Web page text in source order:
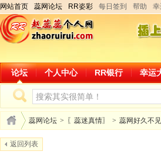
网站首页 蕊网论坛 RR姿彩 每日签到 帮助 幸
论坛 个人中心 RR银行 幸运
蕊网论坛 > 〖蕊迷真情〗 > 蕊网好久不
返回列表